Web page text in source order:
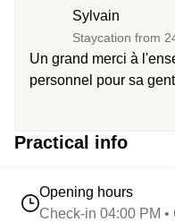
Sylvain
Staycation from
Un grand merci à
personnel pour sa
accueil. Mention
sur la ville. La chambre
petit-déjeuner était
Practical info
Opening hours
Check-in 04:00 PM